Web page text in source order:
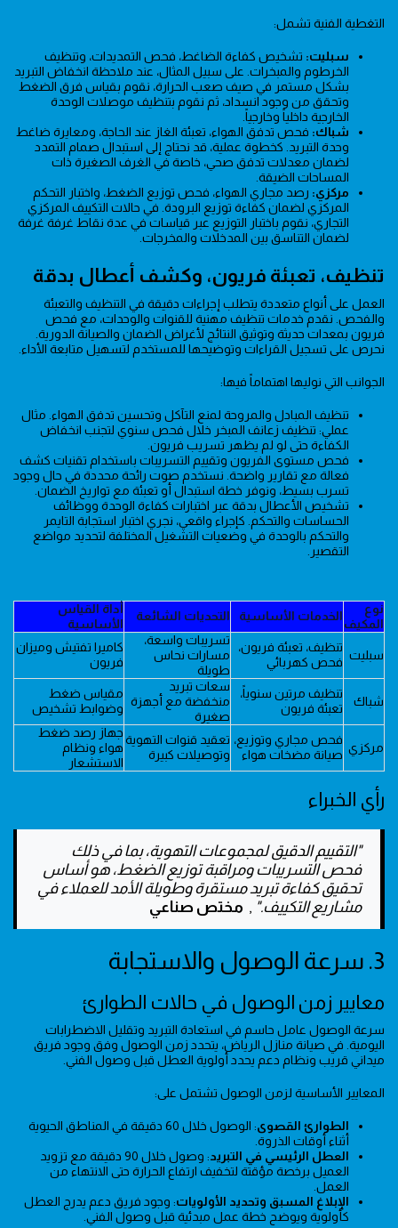
التغطية الفنية تشمل:
سبليت: تشخيص كفاءة الضاغط، فحص التمديدات، وتنظيف
الخرطوم والمبخرات. على سبيل المثال، عند ملاحظة انخفاض التبريد
بشكل مستمر في صيف صعب الحرارة، نقوم بقياس فرق الضغط
وتحقق من وجود انسداد، ثم نقوم بتنظيف موصلات الوحدة
الخارجية داخلياً وخارجياً.
شباك: فحص تدفق الهواء، تعبئة الغاز عند الحاجة، ومعايرة ضاغط
وحدة التبريد. كخطوة عملية، قد نحتاج إلى استبدال صمام التمدد
لضمان معدلات تدفق صحي، خاصة في الغرف الصغيرة ذات
المساحات الضيقة.
مركزي: رصد مجاري الهواء، فحص توزيع الضغط، واختبار التحكم
المركزي لضمان كفاءة توزيع البرودة. في حالات التكييف المركزي
التجاري، نقوم باختبار التوزيع عبر قياسات في عدة نقاط غرفة غرفة
لضمان التناسق بين المدخلات والمخرجات.
تنظيف، تعبئة فريون، وكشف أعطال بدقة
العمل على أنواع متعددة يتطلب إجراءات دقيقة في التنظيف والتعبئة
والفحص. نقدم خدمات تنظيف مهنية للقنوات والوحدات، مع فحص
فريون بمعدات حديثة وتوثيق النتائج لأغراض الضمان والصيانة الدورية.
نحرص على تسجيل القراءات وتوضيحها للمستخدم لتسهيل متابعة الأداء.
الجوانب التي نوليها اهتماماً فيها:
تنظيف المبادل والمروحة لمنع التآكل وتحسين تدفق الهواء. مثال
عملي: تنظيف زعانف المبخر خلال فحص سنوي لتجنب انخفاض
الكفاءة حتى لو لم يظهر تسريب فريون.
فحص مستوى الفريون وتقييم التسريبات باستخدام تقنيات كشف
فعالة مع تقارير واضحة. نستخدم صوت رائحة محددة في حال وجود
تسرب بسيط، ونوفر خطة استبدال أو تعبئة مع تواريخ الضمان.
تشخيص الأعطال بدقة عبر اختبارات كفاءة الوحدة ووظائف
الحساسات والتحكم. كإجراء واقعي، نجري اختبار استجابة التايمر
والتحكم بالوحدة في وضعيات التشغيل المختلفة لتحديد مواضع
التقصير.
نوع
المكيف
الخدمات الأساسية التحديات الشائعة
أداة القياس
الأساسية
سبليت
تنظيف، تعبئة فريون،
فحص كهربائي
تسريبات واسعة،
مسارات نحاس
طويلة
كاميرا تفتيش وميزان
فريون
شباك
تنظيف مرتين سنوياً،
تعبئة فريون
سعات تبريد
منخفضة مع أجهزة
صغيرة
مقياس ضغط
وضوابط تشخيص
مركزي
فحص مجاري وتوزيع،
صيانة مضخات هواء
تعقيد قنوات التهوية
وتوصيلات كبيرة
جهاز رصد ضغط
هواء ونظام
الاستشعار
رأي الخبراء
"التقييم الدقيق لمجموعات التهوية، بما في ذلك
فحص التسريبات ومراقبة توزيع الضغط، هو أساس
تحقيق كفاءة تبريد مستقرة وطويلة الأمد للعملاء في
مشاريع التكييف." , مختص صناعي
3. سرعة الوصول والاستجابة
معايير زمن الوصول في حالات الطوارئ
سرعة الوصول عامل حاسم في استعادة التبريد وتقليل الاضطرابات
اليومية. في صيانة منازل الرياض، يتحدد زمن الوصول وفق وجود فريق
ميداني قريب ونظام دعم يحدد أولوية العطل قبل وصول الفني.
المعايير الأساسية لزمن الوصول تشتمل على:
الطوارئ القصوى
: الوصول خلال 60 دقيقة في المناطق الحيوية
أثناء أوقات الذروة.
العطل الرئيسي في التبريد
: وصول خلال 90 دقيقة مع تزويد
العميل برخصة مؤقتة لتخفيف ارتفاع الحرارة حتى الانتهاء من
العمل.
الإبلاغ المسبق وتحديد الأولويات: وجود فريق دعم يدرج العطل
كأولوية ويوضح خطة عمل مبدئية قبل وصول الفني.